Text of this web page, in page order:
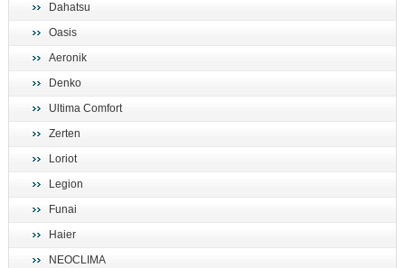
Dahatsu
Oasis
Aeronik
Denko
Ultima Comfort
Zerten
Loriot
Legion
Funai
Haier
NEOCLIMA